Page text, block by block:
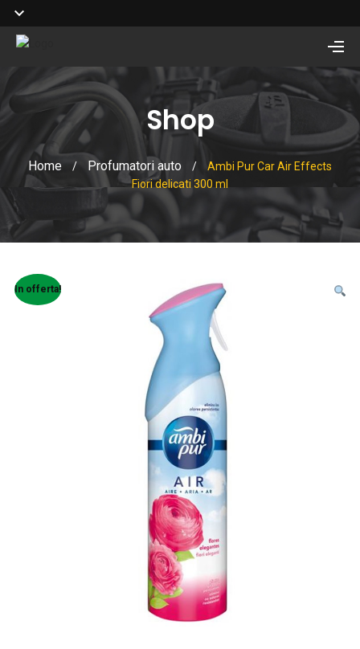
Shop
Home / Profumatori auto /
Ambi Pur Car Air Effects
Fiori delicati 300 ml
In offerta!